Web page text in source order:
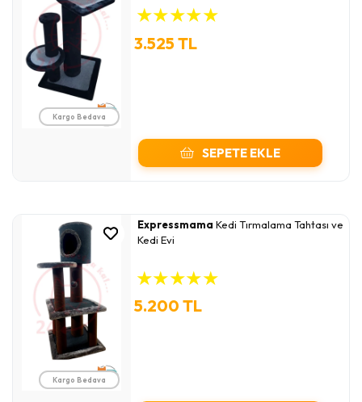
Kargo Bedava
★★★★★
3.525 TL
SEPETE EKLE
Kargo Bedava
Expressmama Kedi Tırmalama Tahtası ve
Kedi Evi
★★★★★
5.200 TL